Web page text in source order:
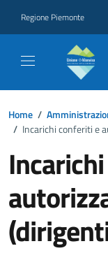
Regione Piemonte
Home /
/ Incarichi conferiti e